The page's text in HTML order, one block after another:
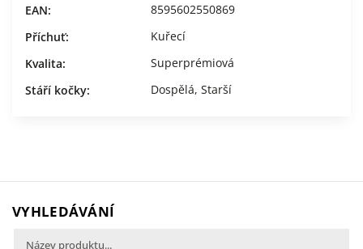
EAN:
8595602550869
Příchuť:
Kuřecí
Kvalita:
Superprémiová
Stáří kočky: Dospělá, Starší
VYHLEDÁVÁNÍ